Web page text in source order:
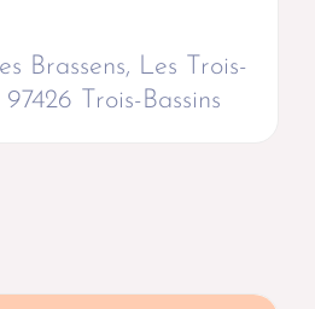
Brassens, Les Trois-
97426 Trois-Bassins